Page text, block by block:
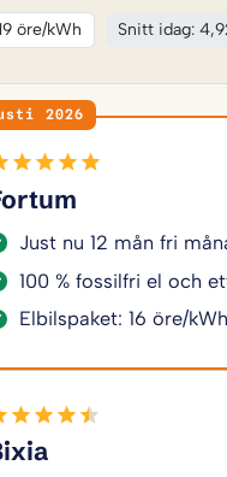
öre/kWh Snitt idag:
2026
Just nu 12 mån fri
100 % fossilfri el och
Elbilspaket: 16 öre/